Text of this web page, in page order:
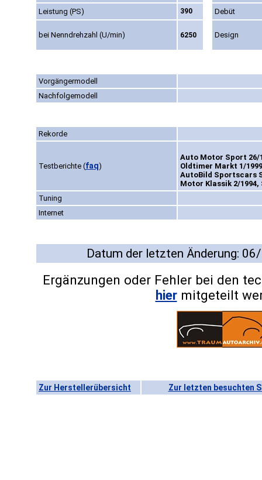
Leistung (PS)
390 Debüt
bei Nenndrehzahl (U/min) 6250 Design
Vorgängermodell
Nachfolgemodell
Rekorde
Testberichte (faq)
Auto Motor Sport 26/
Oldtimer Markt 1/
AutoBild Sportscars
Motor Klassik 2/1994,
Tuning
Internet
Datum der letzten Änderung:
Ergänzungen oder Fehler bei den
hiermitgeteilt
Zur Herstellerübersicht Zur letzten besuchten